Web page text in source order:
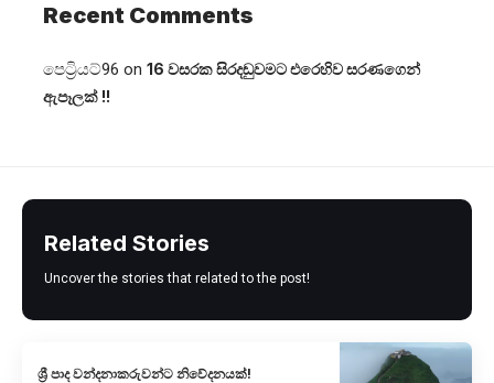
Recent Comments
පෙට්‍රියට්96 on 16 වසරක සිරදඬුවමට එරෙහිව සරණගෙන්
ඇපෑලක් !!
Related Stories
Uncover the stories that related to the post!
ශ්‍රී පාද වන්දනාකරුවන්ට නිවේදනයක්!